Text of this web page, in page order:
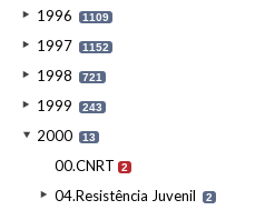
1996 1109
1997 1152
1998 721
1999 243
2000 13
00.CNRT 2
04.Resistência Juvenil 2